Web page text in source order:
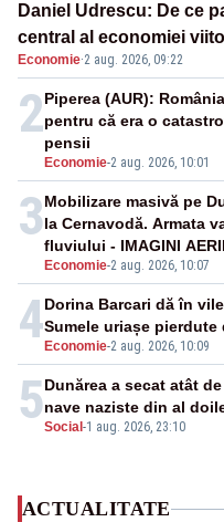
Daniel Udrescu: De ce
central al economiei
Economie·2 aug. 2026, 09:22
2
Economie-2 aug. 2026, 10:01
Piperea (AUR):
pentru că era o
pensii
3
Economie-2 aug. 2026, 10:07
Mobilizare masivă pe
la Cernavodă. Armata
fluviului - IMAGINI
4 Economie-2 aug. 2026, 10:09
Dorina Barcari dă în
Sumele uriașe pierdute
5Social -1 aug. 2026, 23:10
Dunărea a secat atât
nave naziste din al
ACTUALITATE